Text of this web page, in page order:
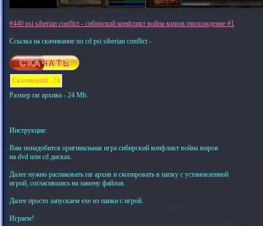
#440 psi siberian conflict - сибирский конфликт война миров прохождение #1
Ссылка на скачивание no cd psi siberian conflict -
Скачиваний : 24
Размер rar архива - 24 Mb.
Инструкция:
Вам понадобится оригинальная игра сибирский конфликт война миров
на dvd или cd дисках.
Далее нужно распаковать rar архив и скопировать в папку с установленной
игрой, согласившись на замену файлов.
Далее просто запускаем exe из папки с игрой.
Играем!